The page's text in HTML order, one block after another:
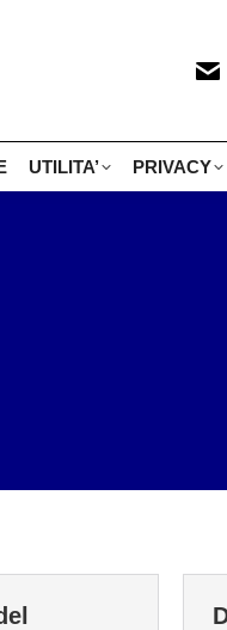
UTILITA’ PRIVACY